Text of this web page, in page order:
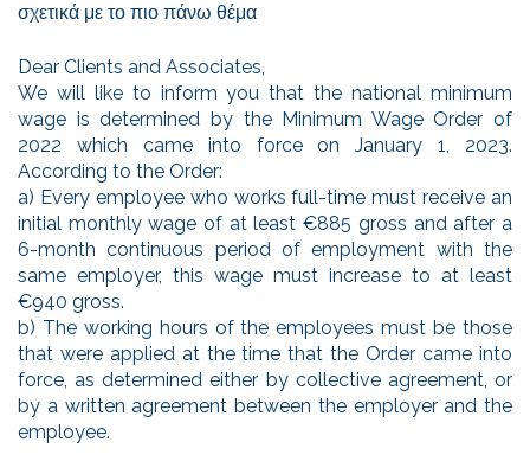
σχετικά με το πιο πάνω θέμα
Dear Clients and Associates,
We will like to inform you that the national minimum
wage is determined by the Minimum Wage Order of
2022 which came into force on January 1, 2023.
According to the Order:
a) Every employee who works full-time must receive an
initial monthly wage of at least €885 gross and after a
6-month continuous period of employment with the
same employer, this wage must increase to at least
€940 gross.
b) The working hours of the employees must be those
that were applied at the time that the Order came into
force, as determined either by collective agreement, or
by a written agreement between the employer and the
employee.